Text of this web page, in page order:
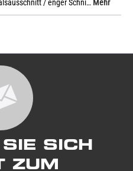
/ enger Schni… Mehr
SICH
ZUM